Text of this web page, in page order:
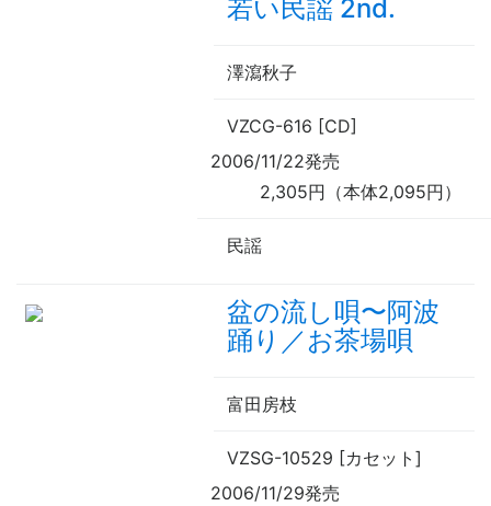
若い民謡 2nd.
澤瀉秋子
VZCG-616 [CD]
2006/11/22発売
2,305円（本体2,095円）
民謡
盆の流し唄〜阿波
踊り／お茶場唄
富田房枝
VZSG-10529 [カセット]
2006/11/29発売